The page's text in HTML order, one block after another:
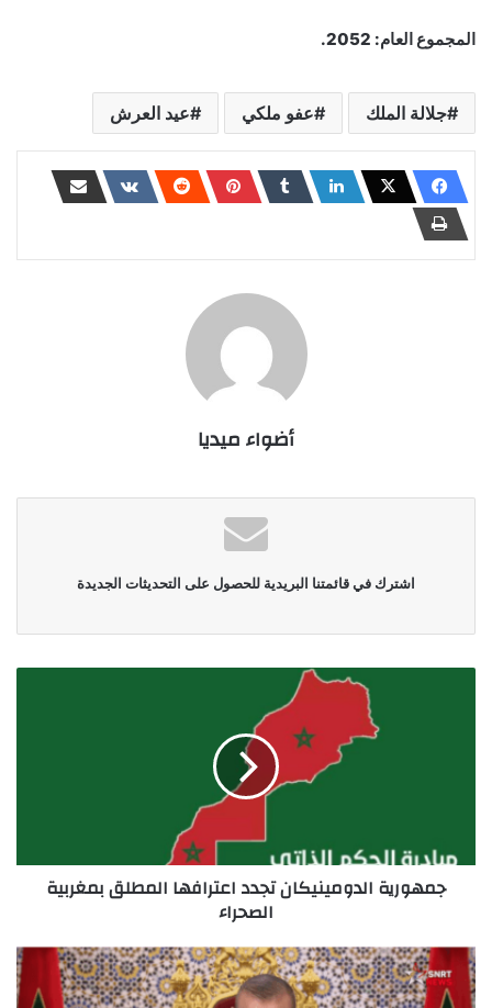
المجموع العام: 2052.
جلالة الملك عفو ملكي عيد العرش
أضواء ميديا
اشترك في قائمتنا البريدية للحصول على التحديثات الجديدة
جمهورية الدومينيكان تجدد اعترافها المطلق بمغربية
الصحراء